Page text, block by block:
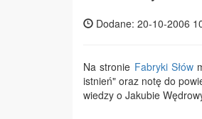
Dodane: 20-10-2006
Na stronie Fabryki Słów
istnień" oraz notę do
wiedzy o Jakubie